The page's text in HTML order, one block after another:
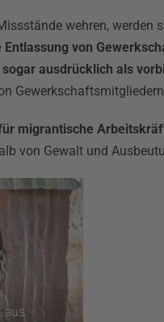
wehren,
von
ausdrücklich als
migrantische
von Gewalt und
aus